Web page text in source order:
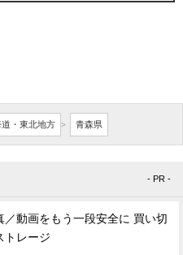
道・東北地方 > 青森県
- PR -
／動画をもう一段安全に 買い切
トレージ